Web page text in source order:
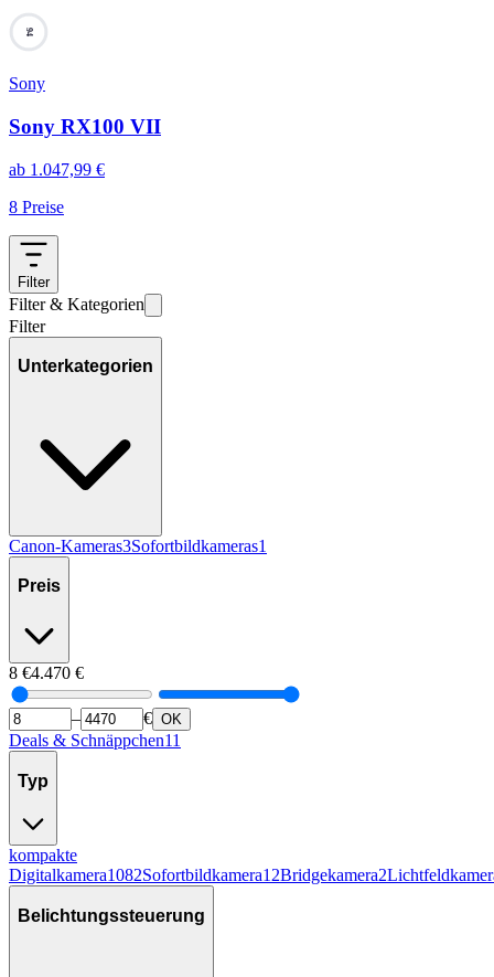
94
Sony
Sony RX100 VII
ab 1.047,99 €
8 Preise
Filter
Filter & Kategorien
Filter
Unterkategorien
Canon-Kameras3Sofortbildkameras1
Preis
8 €4.470 €
– € OK
Deals & Schnäppchen11
Typ
kompakte
Digitalkamera1082Sofortbildkamera12Bridgekamera2
Belichtungssteuerung